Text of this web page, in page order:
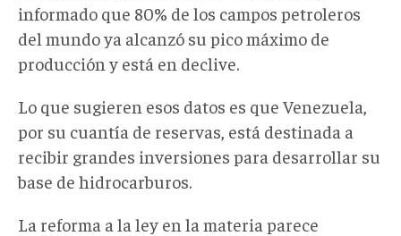
informado que 80% de los campos petroleros
del mundo ya alcanzó su pico máximo de
producción y está en declive.
Lo que sugieren esos datos es que Venezuela,
por su cuantía de reservas, está destinada a
recibir grandes inversiones para desarrollar su
base de hidrocarburos.
La reforma a la ley en la materia parece